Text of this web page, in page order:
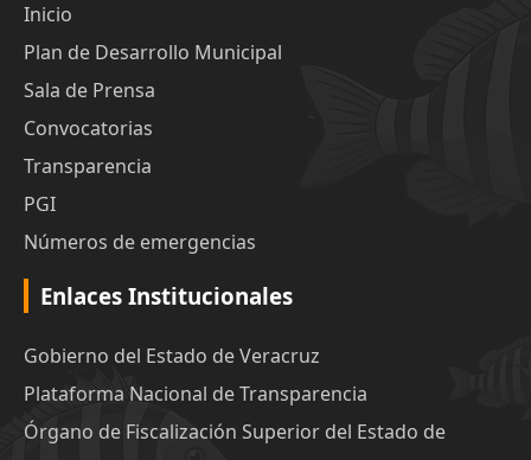
Inicio
Plan de Desarrollo Municipal
Sala de Prensa
Convocatorias
Transparencia
PGI
Números de emergencias
Enlaces Institucionales
Gobierno del Estado de Veracruz
Plataforma Nacional de Transparencia
Órgano de Fiscalización Superior del Estado de